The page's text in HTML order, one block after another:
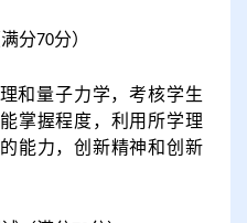
满分70分）
和量子力学，考核学生
掌握程度，利用所学理
能力，创新精神和创新